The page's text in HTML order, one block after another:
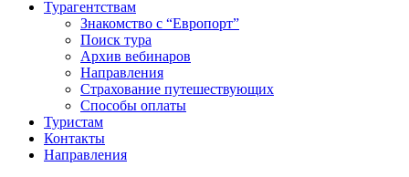
Турагентствам
Знакомство с “Европорт”
Поиск тура
Архив вебинаров
Направления
Страхование путешествующих
Способы оплаты
Туристам
Контакты
Направления